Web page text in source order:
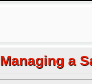
Managing a